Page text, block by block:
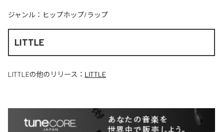
ジャンル： ヒップホップ/ラップ
LITTLE
LITTLEの他のリリース： LITTLE